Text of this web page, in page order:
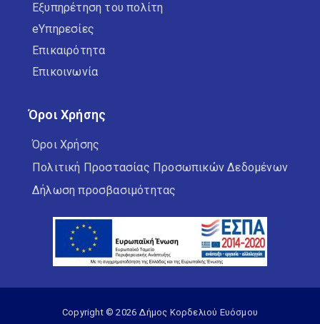
Εξυπηρέτηση του πολίτη
eΥπηρεσίες
Επικαιρότητα
Επικοινωνία
Όροι Χρήσης
Όροι Χρήσης
Πολιτική Προστασίας Προσωπικών Δεδομένων
Δήλωση προσβασιμότητας
Copyright © 2026 Δήμος Κορδελιού Ευόσμου